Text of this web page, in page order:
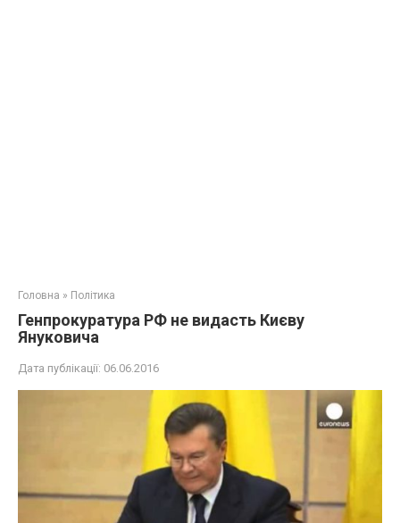
Головна » Політика
Генпрокуратура РФ не видасть Києву
Януковича
Дата публікації: 06.06.2016